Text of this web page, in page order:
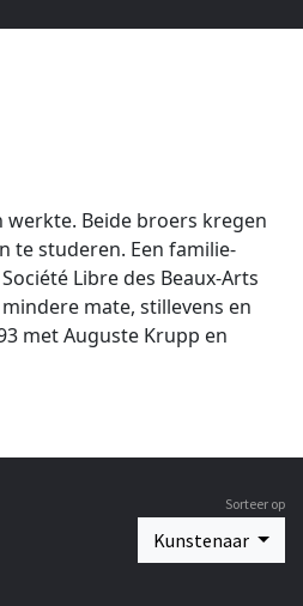
werkte. Beide broers kregen
te studeren. Een familie-
Libre des Beaux-Arts
mate, stillevens en
met Auguste Krupp en
Sorteer op
Kunstenaar